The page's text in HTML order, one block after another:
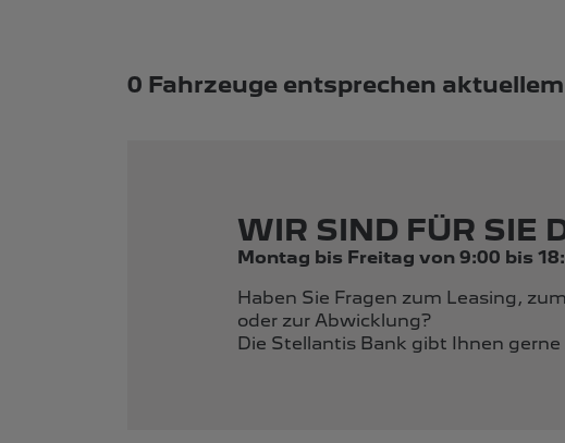
Suchergebnisse
0 Fahrzeuge entsprechen
WIR SIND FÜR SIE
Montag bis Freitag von 9:00 bis
Haben Sie Fragen zum Leasing,
oder zur Abwicklung?
Die Stellantis Bank gibt Ihnen